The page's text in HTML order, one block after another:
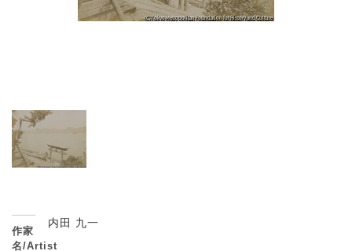
作家
名/Artist
内田 九一